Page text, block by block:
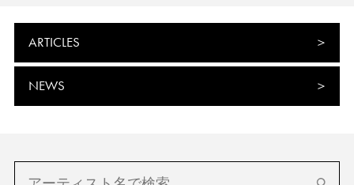
ARTICLES
NEWS